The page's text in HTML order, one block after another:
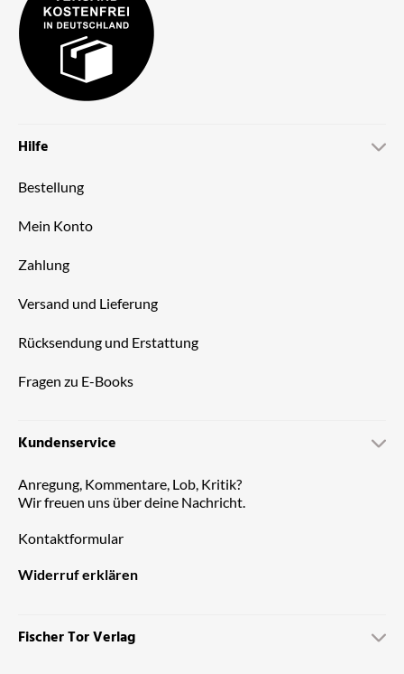
Hilfe
Bestellung
Mein Konto
Zahlung
Versand und Lieferung
Rücksendung und Erstattung
Fragen zu E-Books
Kundenservice
Anregung, Kommentare, Lob, Kritik?
Wir freuen uns über deine Nachricht.
Kontaktformular
Widerruf erklären
Fischer Tor Verlag